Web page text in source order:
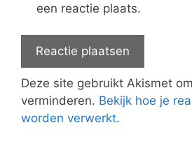
een reactie plaats.
Deze site gebruikt Akismet
verminderen. Bekijk hoe je
worden verwerkt.